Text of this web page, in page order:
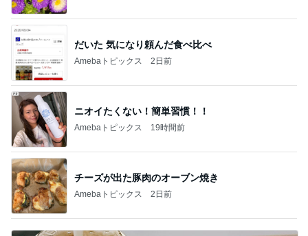
だいた 気になり頼んだ食べ比べ
Amebaトピックス 2日前
ニオイたくない！簡単習慣！！
Amebaトピックス 19時間前
チーズが出た豚肉のオーブン焼き
Amebaトピックス 2日前